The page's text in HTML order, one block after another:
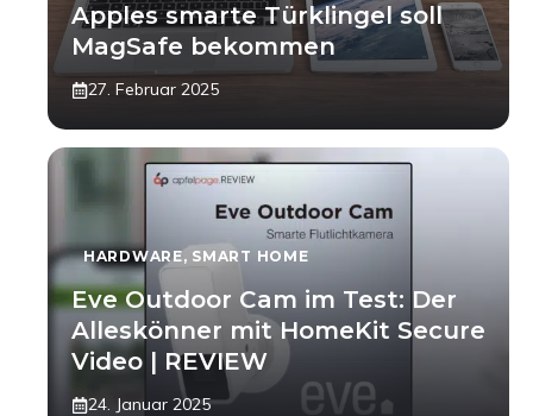
Apples smarte Türklingel soll
MagSafe bekommen
27. Februar 2025
HARDWARE, SMART HOME
Eve Outdoor Cam im Test: Der
Alleskönner mit HomeKit Secure
Video | REVIEW
24. Januar 2025